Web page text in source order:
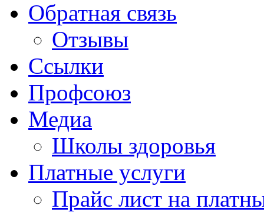
Обратная связь
Отзывы
Ссылки
Профсоюз
Медиа
Школы здоровья
Платные услуги
Прайс лист на